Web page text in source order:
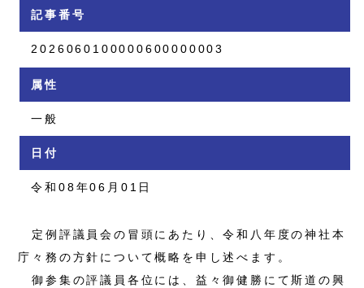
記事番号
2026060100000600000003
属性
一般
日付
令和08年06月01日
定例評議員会の冒頭にあたり、令和八年度の神社本
庁々務の方針について概略を申し述べます。
御参集の評議員各位には、益々御健勝にて斯道の興